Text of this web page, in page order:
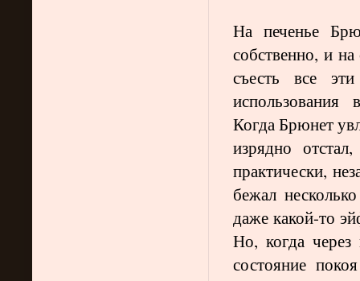
На печенье
собственно, и
съесть все
использования
Когда Брюнет
изрядно
практически,
бежал
даже какой-то
Но, когда
состояние